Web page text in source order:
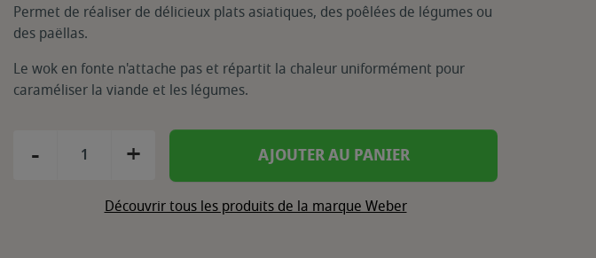
Permet de réaliser de délicieux plats asiatiques, des poêlées de légumes ou
des paëllas.
Le wok en fonte n'attache pas et répartit la chaleur uniformément pour
caraméliser la viande et les légumes.
- + AJOUTER AU PANIER
Découvrir tous les produits de la marque Weber